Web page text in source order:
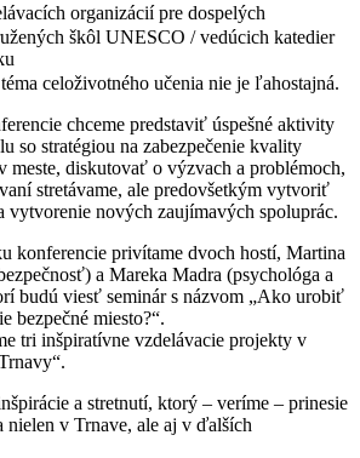
organizácií pre dospelých
škôl UNESCO / vedúcich katedier
celoživotného učenia nie je ľahostajná.
chceme predstaviť úspešné aktivity
so stratégiou na zabezpečenie kvality
meste, diskutovať o výzvach a problémoch,
stretávame, ale predovšetkým vytvoriť
vytvorenie nových zaujímavých spoluprác.
konferencie privítame dvoch hostí, Martina
a Mareka Madra (psychológa a
budú viesť seminár s názvom „Ako urobiť
bezpečné miesto?“.
tri inšpiratívne vzdelávacie projekty v
a stretnutí, ktorý – veríme – prinesie
nielen v Trnave, ale aj v ďalších